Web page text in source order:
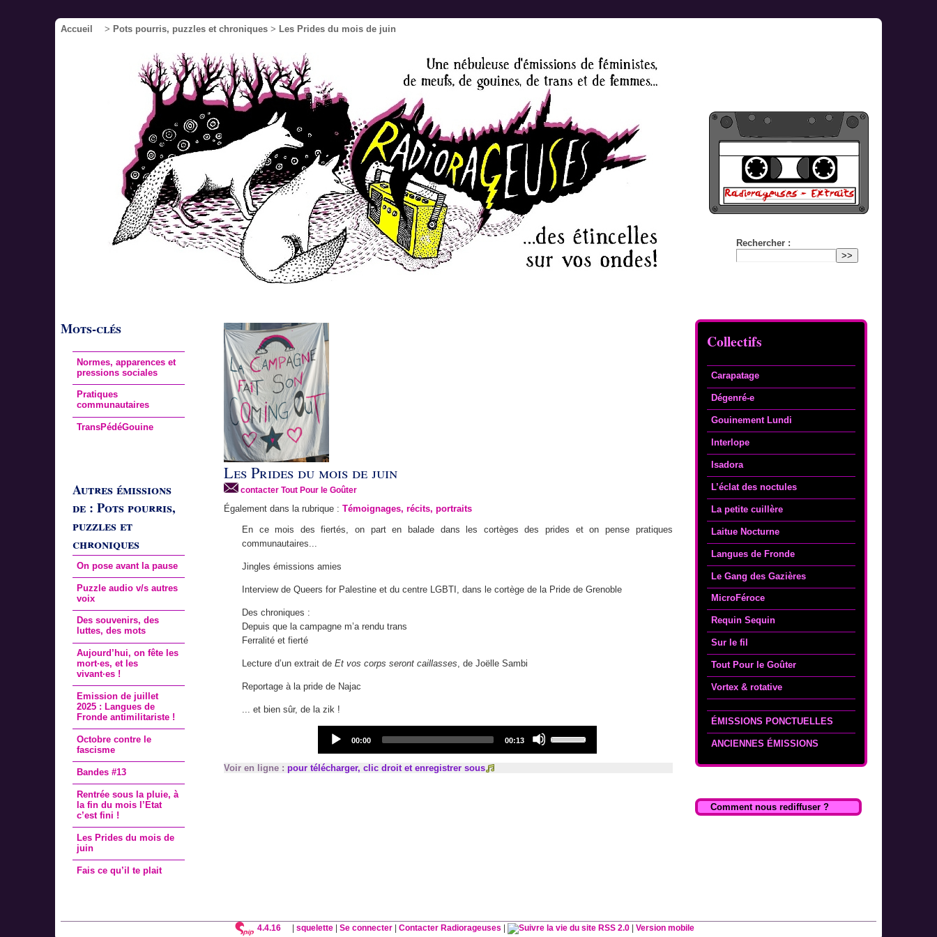
Accueil > Pots pourris, puzzles et chroniques > Les Prides du mois de juin
Rechercher :
Collectifs
Carapatage
Dégenré-e
Gouinement Lundi
Interlope
Isadora
L’éclat des noctules
La petite cuillère
Laitue Nocturne
Langues de Fronde
Le Gang des Gazières
MicroFéroce
Requin Sequin
Sur le fil
Tout Pour le Goûter
Vortex & rotative
ÉMISSIONS PONCTUELLES
ANCIENNES ÉMISSIONS
Comment nous rediffuser ?
Mots-clés
Normes, apparences et
pressions sociales
Pratiques
communautaires
TransPédéGouine
Autres émissions
de : Pots pourris,
puzzles et
chroniques
On pose avant la pause
Puzzle audio v/s autres
voix
Des souvenirs, des
luttes, des mots
Aujourd’hui, on fête les
mort·es, et les
vivant·es !
Emission de juillet
2025 : Langues de
Fronde antimilitariste !
Octobre contre le
fascisme
Bandes #13
Rentrée sous la pluie, à
la fin du mois l’Etat
c’est fini !
Les Prides du mois de
juin
Fais ce qu’il te plait
Les Prides du mois de juin
contacter Tout Pour le Goûter
Également dans la rubrique : Témoignages, récits, portraits
En ce mois des fiertés, on part en balade dans les cortèges des prides et on pense pratiques
communautaires...
Jingles émissions amies
Interview de Queers for Palestine et du centre LGBTI, dans le cortège de la Pride de Grenoble
Des chroniques :
Depuis que la campagne m’a rendu trans
Ferralité et fierté
Lecture d’un extrait de Et vos corps seront caillasses, de Joëlle Sambi
Reportage à la pride de Najac
... et bien sûr, de la zik !
Audio
Player
Current
00:00
Total
00:13
Up/Down
Voir en ligne : pour télécharger, clic droit et enregistrer sous
4.4.16 | squelette| Se connecter| Contacter Radiorageuses | RSS 2.0| Version mobile